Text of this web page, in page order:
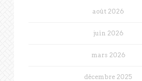
août 2026
juin 2026
mars 2026
décembre 2025